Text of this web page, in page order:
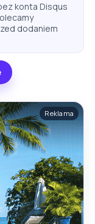
konta Disqus
dodaniem
Reklama